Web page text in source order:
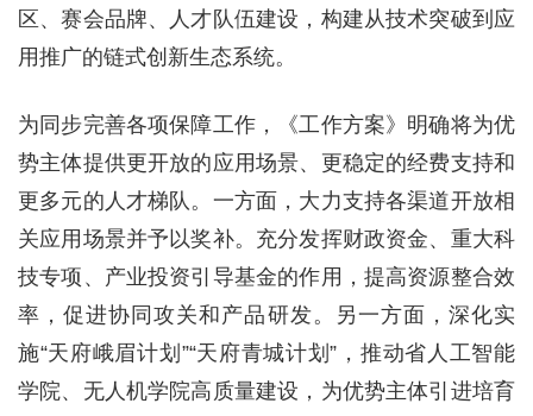
区、赛会品牌、人才队伍建设，构建从技术突破到应
用推广的链式创新生态系统。
为同步完善各项保障工作，《工作方案》明确将为优
势主体提供更开放的应用场景、更稳定的经费支持和
更多元的人才梯队。一方面，大力支持各渠道开放相
关应用场景并予以奖补。充分发挥财政资金、重大科
技专项、产业投资引导基金的作用，提高资源整合效
率，促进协同攻关和产品研发。另一方面，深化实
施“天府峨眉计划”“天府青城计划”，推动省人工智能
学院、无人机学院高质量建设，为优势主体引进培育